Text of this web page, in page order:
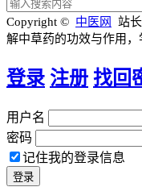
Copyright © 中医网 站
解中草药的功效与作用，
登录 注册 找回
用户名
密码
记住我的登录信息